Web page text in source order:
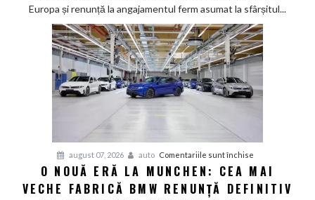
a
100%
electric
până
2030
șapte
noi
Europa și renunță la angajamentul ferm asumat la sfârșitul...
august 07, 2026 auto Comentariile sunt închise
O
nouă
O NOUĂ ERĂ LA MUNCHEN: CEA MAI
VECHE FABRICĂ BMW RENUNȚĂ DEFINITIV